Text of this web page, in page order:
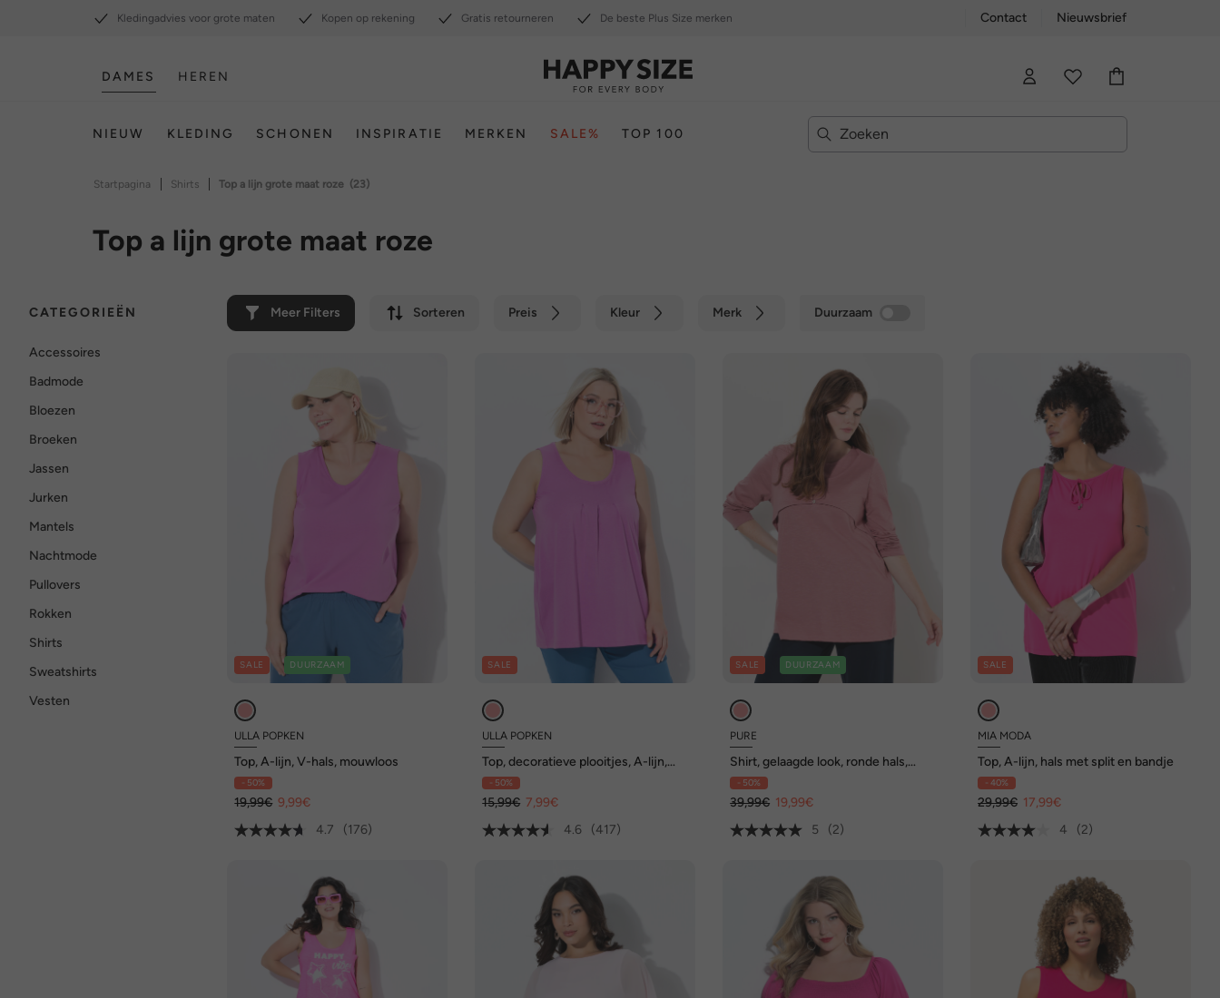
Kledingadvies voor grote maten Kopen op rekening Gratis retourneren De beste Plus Size merken Contact Nieuwsbrief
DAMES HEREN
NIEUW KLEDING SCHONEN INSPIRATIE MERKEN SALE% TOP 100
Startpagina | Shirts | Top a lijn grote maat roze (23)
Top a lijn grote maat roze
CATEGORIEËN Meer Filters Sorteren Preis Kleur Merk Duurzaam
Accessoires
Badmode
Bloezen
Broeken
Jassen
Jurken
Mantels
Nachtmode
Pullovers
Rokken
Shirts
Sweatshirts
Vesten
SALE DUURZAAM
ULLA POPKEN
Top, A-lijn, V-hals, mouwloos
- 50%
19,99€ 9,99€
4.7
(176)
SALE
ULLA POPKEN
Top, decoratieve plooitjes, A-lijn,
ronde hals, mouwloos, modal
- 50%
15,99€ 7,99€
4.6
(417)
SALE DUURZAAM
PURE
Shirt, gelaagde look, ronde hals,
lange mouw, biologische katoen
- 50%
39,99€ 19,99€
5
(2)
SALE
MIA MODA
Top, A-lijn, hals met split en bandje
- 40%
29,99€ 17,99€
4
(2)